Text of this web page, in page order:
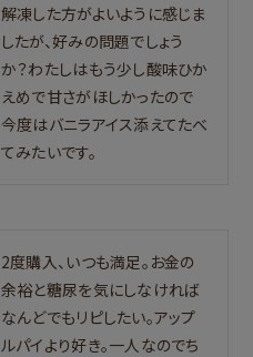
解凍した方がよいように感じま
したが、好みの問題でしょう
か？わたしはもう少し酸味ひか
えめで甘さがほしかったので
今度はバニラアイス添えてたべ
てみたいです。
2度購入、いつも満足。お金の
余裕と糖尿を気にしなければ
なんどでもリピしたい。アップ
ルパイより好き。一人なのでち